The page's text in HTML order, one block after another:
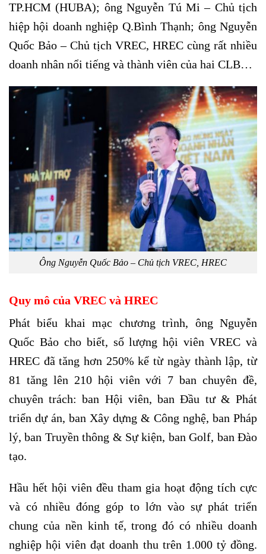
TP.HCM (HUBA); ông Nguyễn Tú Mi – Chủ tịch
hiệp hội doanh nghiệp Q.Bình Thạnh; ông Nguyễn
Quốc Bảo – Chủ tịch VREC, HREC cùng rất nhiều
doanh nhân nổi tiếng và thành viên của hai CLB…
Ông Nguyễn Quốc Bảo – Chủ tịch VREC, HREC
Quy mô của VREC và HREC
Phát biểu khai mạc chương trình, ông Nguyễn
Quốc Bảo cho biết, số lượng hội viên VREC và
HREC đã tăng hơn 250% kể từ ngày thành lập, từ
81 tăng lên 210 hội viên với 7 ban chuyên đề,
chuyên trách: ban Hội viên, ban Đầu tư & Phát
triển dự án, ban Xây dựng & Công nghệ, ban Pháp
lý, ban Truyền thông & Sự kiện, ban Golf, ban Đào
tạo.
Hầu hết hội viên đều tham gia hoạt động tích cực
và có nhiều đóng góp to lớn vào sự phát triển
chung của nền kinh tế, trong đó có nhiều doanh
nghiệp hội viên đạt doanh thu trên 1.000 tỷ đồng.